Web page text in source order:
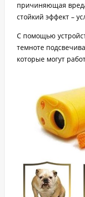
причиняющая
стойкий эффект –
С помощью
темноте
которые могут